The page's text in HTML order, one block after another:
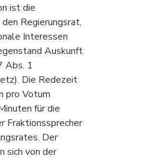
ist die
Regierungsrat,
Interessen
Auskunft
Abs. 1
Die Redezeit
pro Votum
für die
Fraktionssprecher
Der
sich von der